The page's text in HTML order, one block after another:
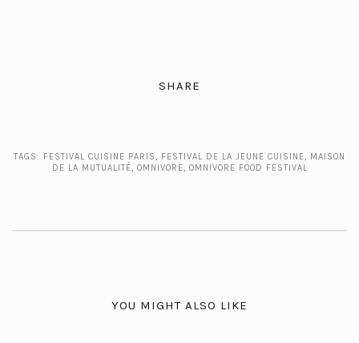
SHARE
TAGS: FESTIVAL CUISINE PARIS, FESTIVAL DE LA JEUNE CUISINE, MAISON
DE LA MUTUALITÉ, OMNIVORE, OMNIVORE FOOD FESTIVAL
YOU MIGHT ALSO LIKE